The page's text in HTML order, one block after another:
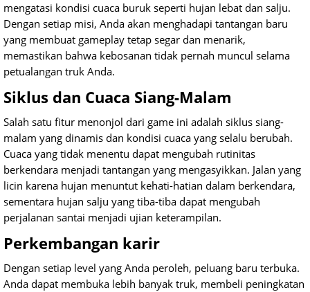
mengatasi kondisi cuaca buruk seperti hujan lebat dan salju.
Dengan setiap misi, Anda akan menghadapi tantangan baru
yang membuat gameplay tetap segar dan menarik,
memastikan bahwa kebosanan tidak pernah muncul selama
petualangan truk Anda.
Siklus dan Cuaca Siang-Malam
Salah satu fitur menonjol dari game ini adalah siklus siang-
malam yang dinamis dan kondisi cuaca yang selalu berubah.
Cuaca yang tidak menentu dapat mengubah rutinitas
berkendara menjadi tantangan yang mengasyikkan. Jalan yang
licin karena hujan menuntut kehati-hatian dalam berkendara,
sementara hujan salju yang tiba-tiba dapat mengubah
perjalanan santai menjadi ujian keterampilan.
Perkembangan karir
Dengan setiap level yang Anda peroleh, peluang baru terbuka.
Anda dapat membuka lebih banyak truk, membeli peningkatan